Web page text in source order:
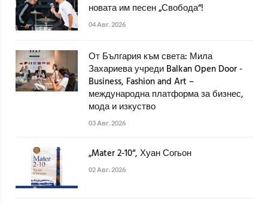
новата им песен „Свобода“!
04 Авг. 2026
От България към света: Мила
Захариева учреди Balkan Open Door -
Business, Fashion and Art –
международна платформа за бизнес,
мода и изкуство
03 Авг. 2026
„Mater 2-10“, Хуан Согьон
02 Авг. 2026